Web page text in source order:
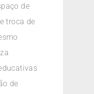
de
troca de
de